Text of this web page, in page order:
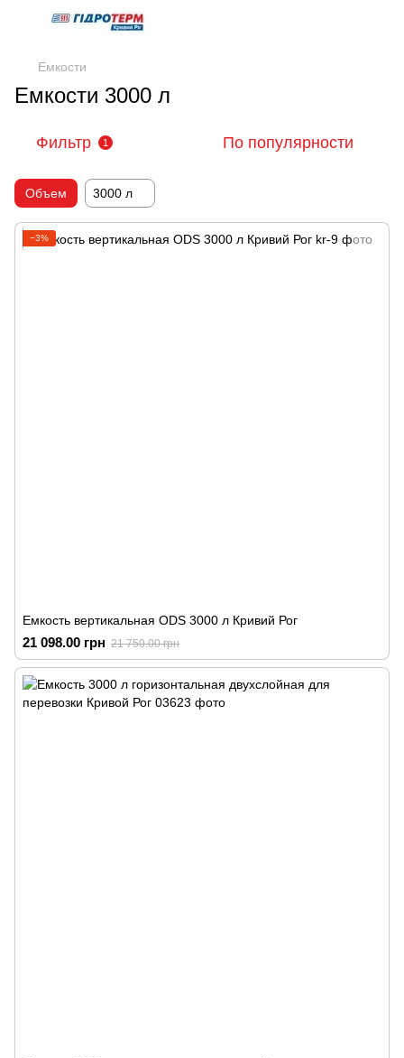
Емкости
Емкости 3000 л
Фильтр 1 По популярности
Объем 3000 л
−3%
Емкость вертикальная ODS 3000 л Кривий Рог
21 098.00 грн 21 750.00 грн